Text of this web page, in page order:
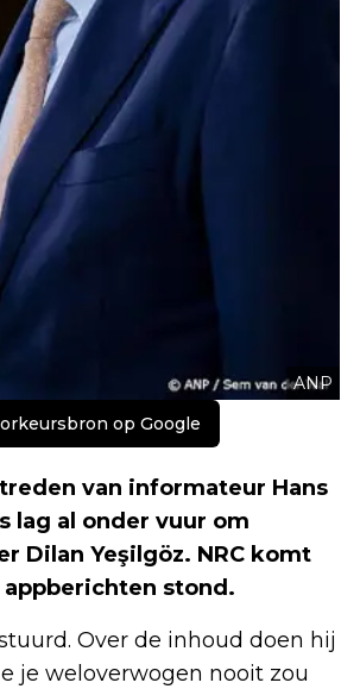
ANP
op Google
van informateur Hans
lag al onder vuur om
Dilan Yeşilgöz. NRC komt
stond.
Over de inhoud doen hij
je weloverwogen nooit zou